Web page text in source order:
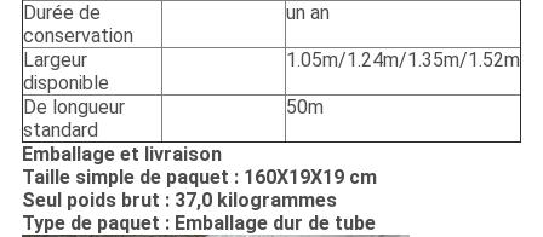
Durée de
conservation
un an
Largeur
disponible
1.05m/1.24m/1.35m/1.52m
De longueur
standard
50m
Emballage et livraison
Taille simple de paquet : 160X19X19 cm
Seul poids brut : 37,0 kilogrammes
Type de paquet : Emballage dur de tube